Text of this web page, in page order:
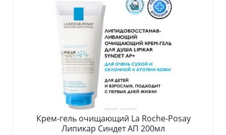
Крем-гель очищающий La Roche-Posay
Липикар Синдет АП 200мл